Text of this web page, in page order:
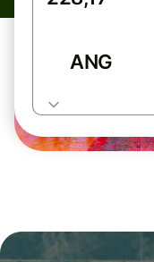
ANG